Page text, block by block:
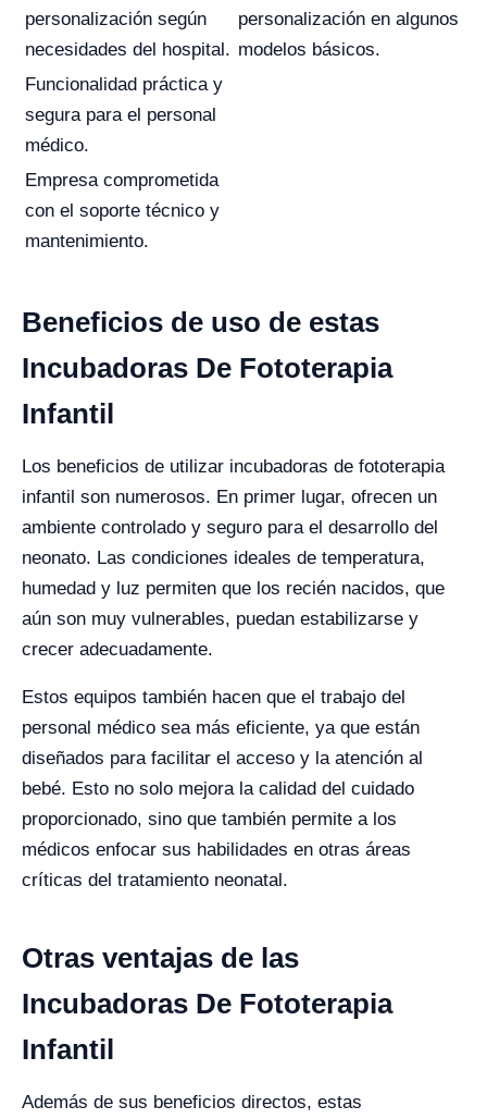
personalización según
necesidades del hospital.
personalización en algunos
modelos básicos.
Funcionalidad práctica y
segura para el personal
médico.
Empresa comprometida
con el soporte técnico y
mantenimiento.
Beneficios de uso de estas
Incubadoras De Fototerapia
Infantil
Los beneficios de utilizar incubadoras de fototerapia
infantil son numerosos. En primer lugar, ofrecen un
ambiente controlado y seguro para el desarrollo del
neonato. Las condiciones ideales de temperatura,
humedad y luz permiten que los recién nacidos, que
aún son muy vulnerables, puedan estabilizarse y
crecer adecuadamente.
Estos equipos también hacen que el trabajo del
personal médico sea más eficiente, ya que están
diseñados para facilitar el acceso y la atención al
bebé. Esto no solo mejora la calidad del cuidado
proporcionado, sino que también permite a los
médicos enfocar sus habilidades en otras áreas
críticas del tratamiento neonatal.
Otras ventajas de las
Incubadoras De Fototerapia
Infantil
Además de sus beneficios directos, estas